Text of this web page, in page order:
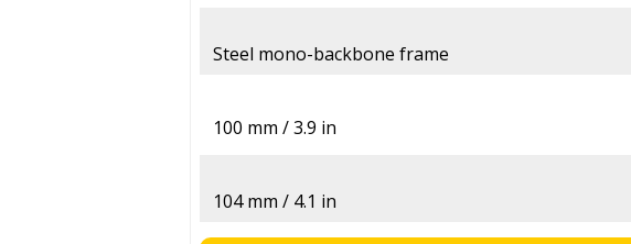
Steel mono-backbone frame
100 mm / 3.9 in
104 mm / 4.1 in